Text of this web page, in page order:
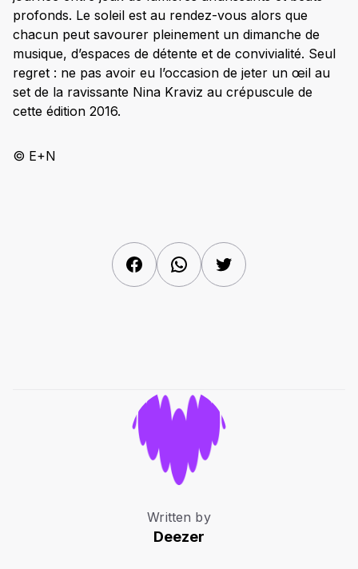
profonds. Le soleil est au rendez-vous alors que
chacun peut savourer pleinement un dimanche de
musique, d’espaces de détente et de convivialité. Seul
regret : ne pas avoir eu l’occasion de jeter un œil au
set de la ravissante Nina Kraviz au crépuscule de
cette édition 2016.
© E+N
FacebookWhatsAppTwitter
Written by
Deezer